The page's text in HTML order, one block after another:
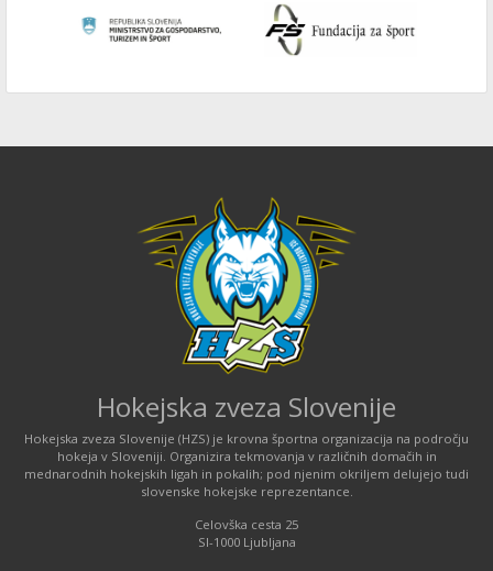
Hokejska zveza Slovenije
Hokejska zveza Slovenije (HZS) je krovna športna organizacija na področju
hokeja v Sloveniji. Organizira tekmovanja v različnih domačih in
mednarodnih hokejskih ligah in pokalih; pod njenim okriljem delujejo tudi
slovenske hokejske reprezentance.
Celovška cesta 25
SI-1000 Ljubljana